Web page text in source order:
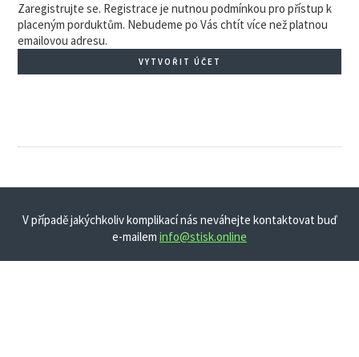
Zaregistrujte se. Registrace je nutnou podmínkou pro přístup k
placeným porduktům. Nebudeme po Vás chtít více než platnou
emailovou adresu.
VYTVOŘIT ÚČET
V případě jakýchkoliv komplikací nás neváhejte kontaktovat buď
e-mailem info@stisk.online